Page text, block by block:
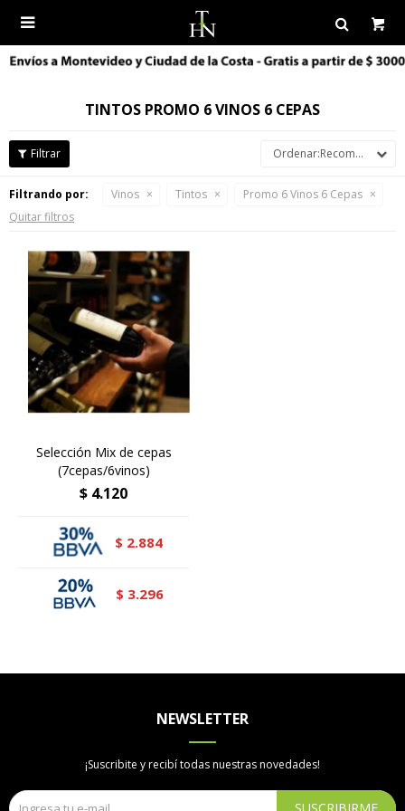

TINTOS PROMO 6 VINOS 6 CEPAS
Recomendados
Filtrando por: Vinos Tintos
Promo 6 Vinos 6 Cepas
Quitar filtros
Selección Mix de cepas
(7cepas/6vinos)
$ 4.120
$ 2.884
$ 3.296
NEWSLETTER
¡Suscribite y recibí todas nuestras novedades!
SUSCRIBIRME